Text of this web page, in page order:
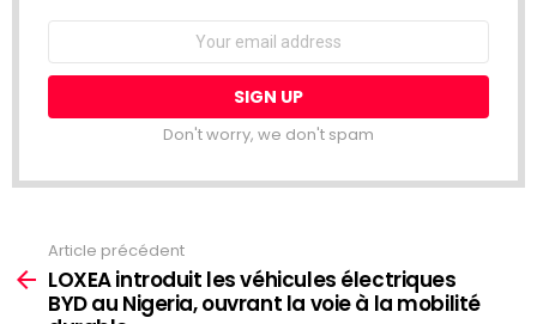
Email
Don't worry, we don't spam
plus
Article précédent
LOXEA introduit les véhicules électriques
BYD au Nigeria, ouvrant la voie à la mobilité